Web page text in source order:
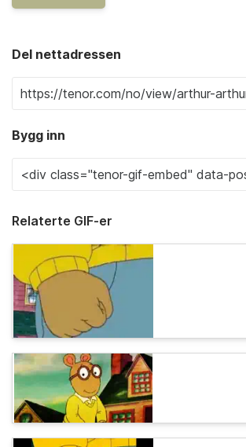
Del nettadressen
Bygg inn
Relaterte GIF-er